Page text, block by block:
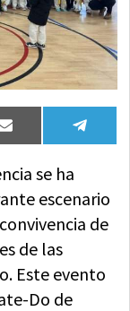
Compartir
en
Email
en
se ha
escenario
de
de las
Este evento
Do de